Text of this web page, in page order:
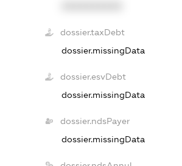
dossier.taxDebt
dossier.missingData
dossier.esvDebt
dossier.missingData
dossier.ndsPayer
dossier.missingData